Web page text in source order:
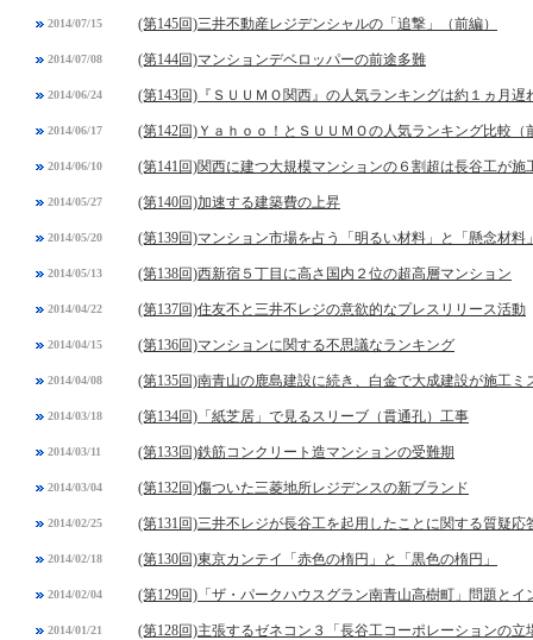
2014/07/15 (第145回)三井不動産レジデンシャルの「追撃」（前編）
2014/07/08 (第144回)マンションデベロッパーの前途多難
2014/06/24 (第143回)『ＳＵＵＭＯ関西』の人気ランキングは約１ヵ月遅
2014/06/17 (第142回)Ｙａｈｏｏ！とＳＵＵＭＯの人気ランキング比較（
2014/06/10 (第141回)関西に建つ大規模マンションの６割超は長谷工が施
2014/05/27 (第140回)加速する建築費の上昇
2014/05/20 (第139回)マンション市場を占う「明るい材料」と「懸念材料
2014/05/13 (第138回)西新宿５丁目に高さ国内２位の超高層マンション
2014/04/22 (第137回)住友不と三井不レジの意欲的なプレスリリース活動
2014/04/15 (第136回)マンションに関する不思議なランキング
2014/04/08 (第135回)南青山の鹿島建設に続き、白金で大成建設が施工ミ
2014/03/18 (第134回)「紙芝居」で見るスリーブ（貫通孔）工事
2014/03/11 (第133回)鉄筋コンクリート造マンションの受難期
2014/03/04 (第132回)傷ついた三菱地所レジデンスの新ブランド
2014/02/25 (第131回)三井不レジが長谷工を起用したことに関する質疑応
2014/02/18 (第130回)東京カンテイ「赤色の楕円」と「黒色の楕円」
2014/02/04 (第129回)「ザ・パークハウスグラン南青山高樹町」問題とイ
2014/01/21 (第128回)主張するゼネコン３「長谷工コーポレーションの立